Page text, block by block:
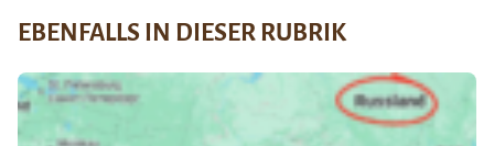
EBENFALLS IN DIESER RUBRIK